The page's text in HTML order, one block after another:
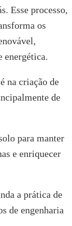
Esse processo,
os
energética.
na criação de
de
para manter
e enriquecer
a prática de
de engenharia